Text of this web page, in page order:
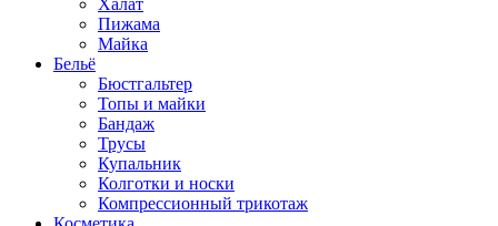
Халат
Пижама
Майка
Бельё
Бюстгальтер
Топы и майки
Бандаж
Трусы
Купальник
Колготки и носки
Компрессионный трикотаж